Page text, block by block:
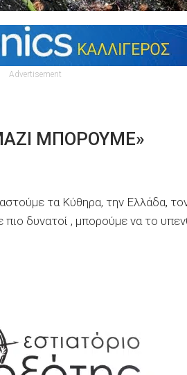
Advertisement
ΜΠΟΡΟΥΜΕ»
τα Κύθηρα, την Ελλάδα,
δυνατοί , μπορούμε να το